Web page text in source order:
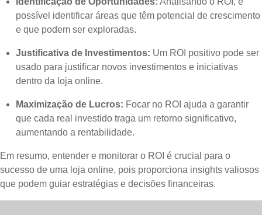
possível identificar áreas que têm potencial de crescimento
e que podem ser exploradas.
Justificativa de Investimentos: Um ROI positivo pode ser
usado para justificar novos investimentos e iniciativas
dentro da loja online.
Maximização de Lucros: Focar no ROI ajuda a garantir
que cada real investido traga um retorno significativo,
aumentando a rentabilidade.
Em resumo, entender e monitorar o ROI é crucial para o
sucesso de uma loja online, pois proporciona insights valiosos
que podem guiar estratégias e decisões financeiras.